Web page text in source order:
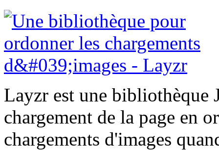
Layzr est une bibliothèque
chargement de la page en
chargements d'images